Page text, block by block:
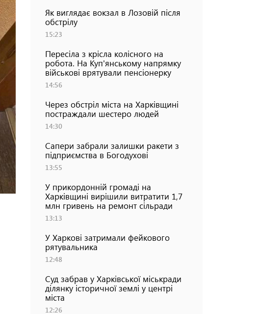
Як виглядає вокзал в Лозовій після
обстрілу
15:23
Пересіла з крісла колісного на
робота. На Куп'янському напрямку
військові врятували пенсіонерку
14:56
Через обстріл міста на Харківщині
постраждали шестеро людей
14:30
Сапери забрали залишки ракети з
підприємства в Богодухові
13:55
У прикордонній громаді на
Харківщині вирішили витратити 1,7
млн гривень на ремонт сільради
13:13
У Харкові затримали фейкового
рятувальника
12:48
Суд забрав у Харківської міськради
ділянку історичної землі у центрі
міста
12:26